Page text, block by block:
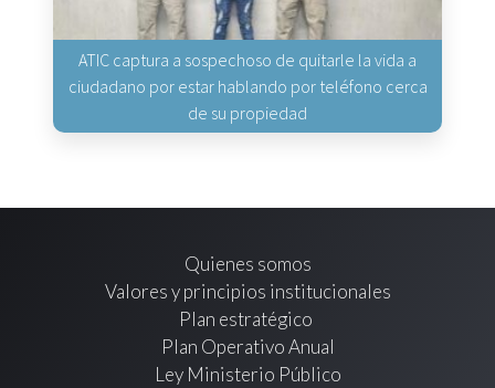
ATIC captura a sospechoso de quitarle la vida a
ciudadano por estar hablando por teléfono cerca
de su propiedad
Quienes somos
Valores y principios institucionales
Plan estratégico
Plan Operativo Anual
Ley Ministerio Público